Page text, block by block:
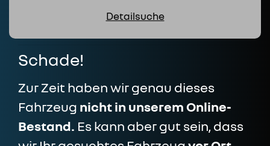
Detailsuche
Schade!
Zur Zeit haben wir genau dieses
Fahrzeug nicht in unserem Online-
Bestand. Es kann aber gut sein, dass